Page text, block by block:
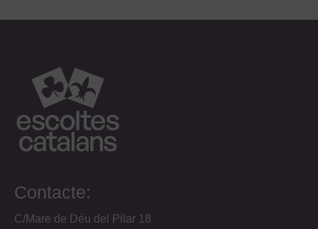
Contacte:
C/Mare de Déu del Pilar 18